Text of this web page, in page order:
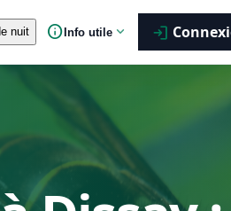
nuit infoInfo utile expand_more login